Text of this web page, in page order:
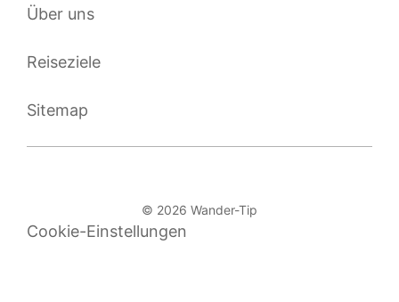
Über uns
Reiseziele
Sitemap
© 2026 Wander-Tip
Cookie-Einstellungen